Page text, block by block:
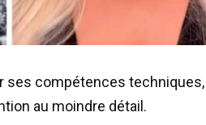
ses compétences techniques,
au moindre détail.